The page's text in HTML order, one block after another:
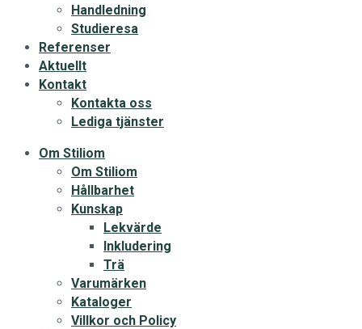
Handledning
Studieresa
Referenser
Aktuellt
Kontakt
Kontakta oss
Lediga tjänster
Om Stiliom
Om Stiliom
Hållbarhet
Kunskap
Lekvärde
Inkludering
Trä
Varumärken
Kataloger
Villkor och Policy